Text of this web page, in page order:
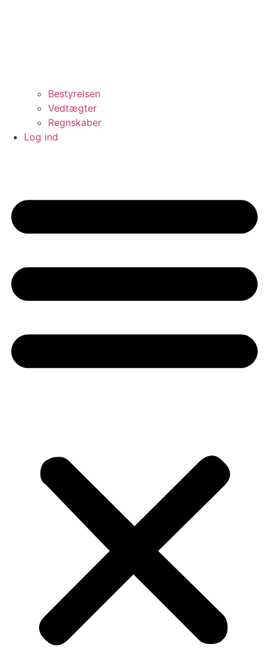
Bestyrelsen
Vedtægter
Regnskaber
Log ind